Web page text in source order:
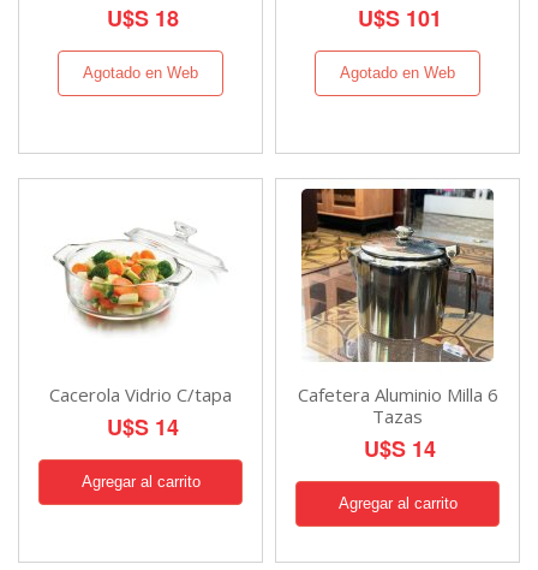
U$S 18
Agotado en Web
U$S 101
Agotado en Web
Cacerola Vidrio C/tapa
U$S 14
Cafetera Aluminio Milla 6
Tazas
U$S 14